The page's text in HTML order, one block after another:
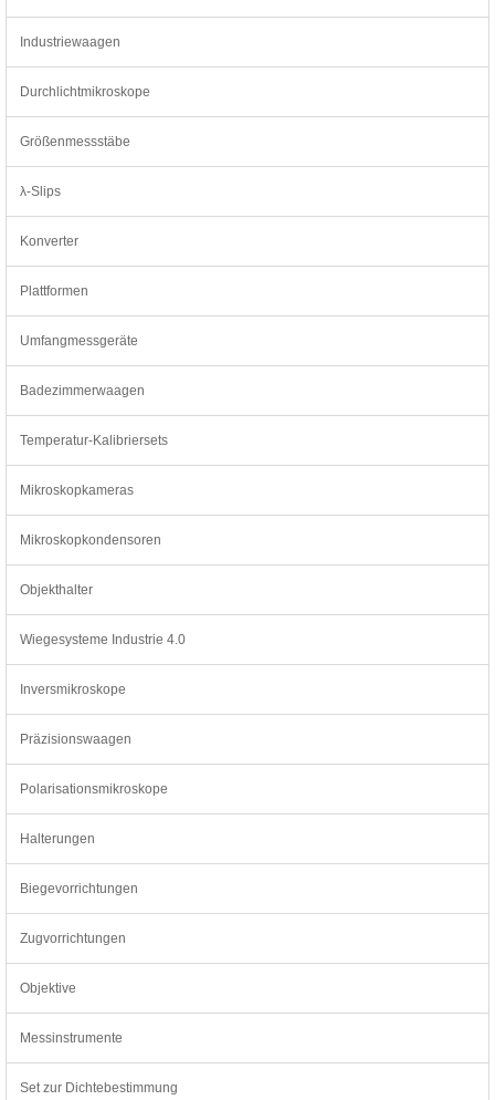
Industriewaagen
Durchlichtmikroskope
Größenmessstäbe
λ-Slips
Konverter
Plattformen
Umfangmessgeräte
Badezimmerwaagen
Temperatur-Kalibriersets
Mikroskopkameras
Mikroskopkondensoren
Objekthalter
Wiegesysteme Industrie 4.0
Inversmikroskope
Präzisionswaagen
Polarisationsmikroskope
Halterungen
Biegevorrichtungen
Zugvorrichtungen
Objektive
Messinstrumente
Set zur Dichtebestimmung